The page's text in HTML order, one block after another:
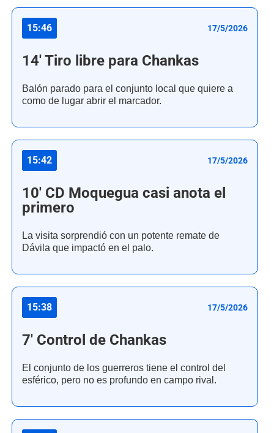
15:46 17/5/2026
14' Tiro libre para Chankas
Balón parado para el conjunto local que quiere a
como de lugar abrir el marcador.
15:42 17/5/2026
10' CD Moquegua casi anota el
primero
La visita sorprendió con un potente remate de
Dávila que impactó en el palo.
15:38 17/5/2026
7' Control de Chankas
El conjunto de los guerreros tiene el control del
esférico, pero no es profundo en campo rival.